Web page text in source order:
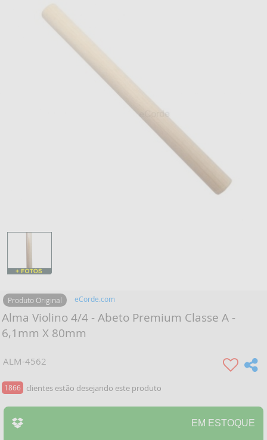
Produto Original eCorde.com
Alma Violino 4/4 - Abeto Premium Classe A -
6,1mm X 80mm
ALM-4562
1866 clientes estão desejando este produto
EM ESTOQUE